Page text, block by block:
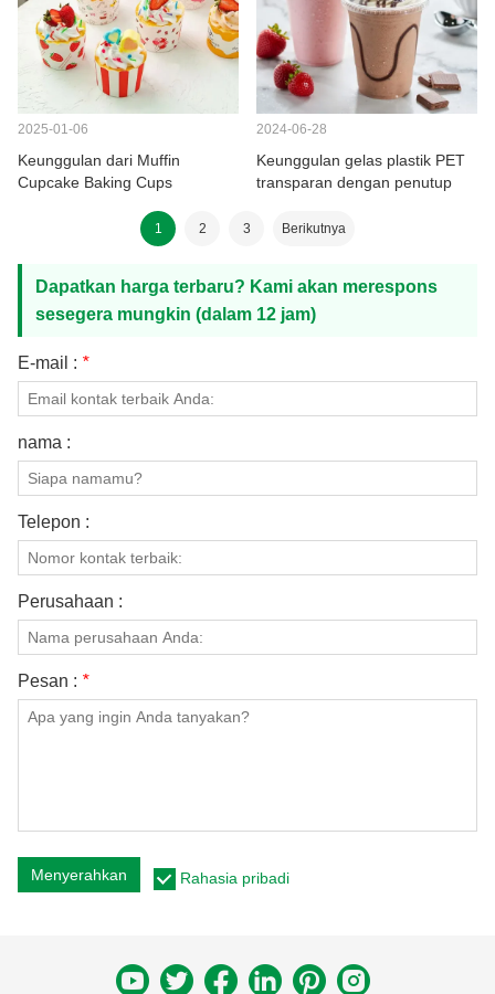
2025-01-06
Keunggulan dari Muffin
Cupcake Baking Cups
2024-06-28
Keunggulan gelas plastik PET
transparan dengan penutup
1 2 3 Berikutnya
Dapatkan harga terbaru? Kami akan merespons
sesegera mungkin (dalam 12 jam)
E-mail : *
nama :
Telepon :
Perusahaan :
Pesan : *
Menyerahkan Rahasia pribadi